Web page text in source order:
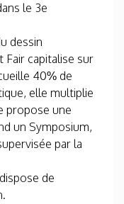
le 3e
dessin
Fair capitalise sur
40% de
elle multiplie
propose une
un Symposium,
par la
de